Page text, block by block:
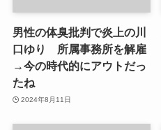
男性の体臭批判で炎上の川
口ゆり 所属事務所を解雇
→今の時代的にアウトだっ
たね
2024年8月11日